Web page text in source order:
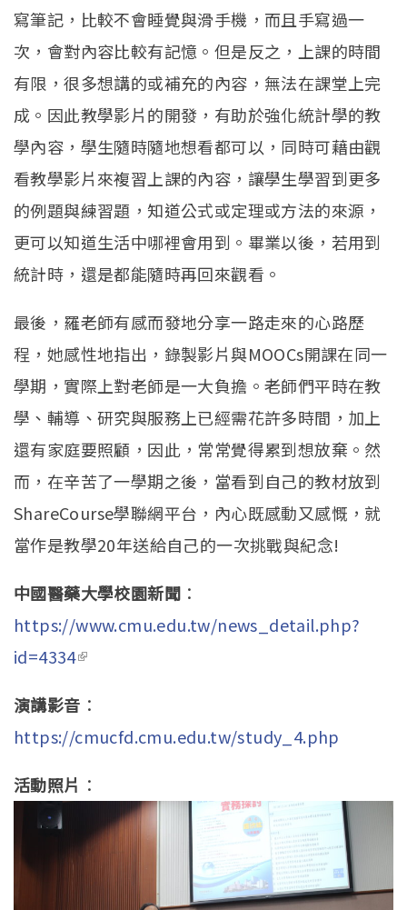
寫筆記，比較不會睡覺與滑手機，而且手寫過一
次，會對內容比較有記憶。但是反之，上課的時間
有限，很多想講的或補充的內容，無法在課堂上完
成。因此教學影片的開發，有助於強化統計學的教
學內容，學生隨時隨地想看都可以，同時可藉由觀
看教學影片來複習上課的內容，讓學生學習到更多
的例題與練習題，知道公式或定理或方法的來源，
更可以知道生活中哪裡會用到。畢業以後，若用到
統計時，還是都能隨時再回來觀看。
最後，羅老師有感而發地分享一路走來的心路歷
程，她感性地指出，錄製影片與MOOCs開課在同一
學期，實際上對老師是一大負擔。老師們平時在教
學、輔導、研究與服務上已經需花許多時間，加上
還有家庭要照顧，因此，常常覺得累到想放棄。然
而，在辛苦了一學期之後，當看到自己的教材放到
ShareCourse學聯網平台，內心既感動又感慨，就
當作是教學20年送給自己的一次挑戰與紀念!
中國醫藥大學校園新聞 ：
https://www.cmu.edu.tw/news_detail.php?
id=4334(link is external)
演講影音 ：
https://cmucfd.cmu.edu.tw/study_4.php
活動照片 ：